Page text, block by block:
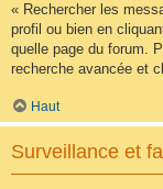
« Rechercher les
profil ou bien en
quelle page du forum.
recherche avancée et
Haut
Surveillance et